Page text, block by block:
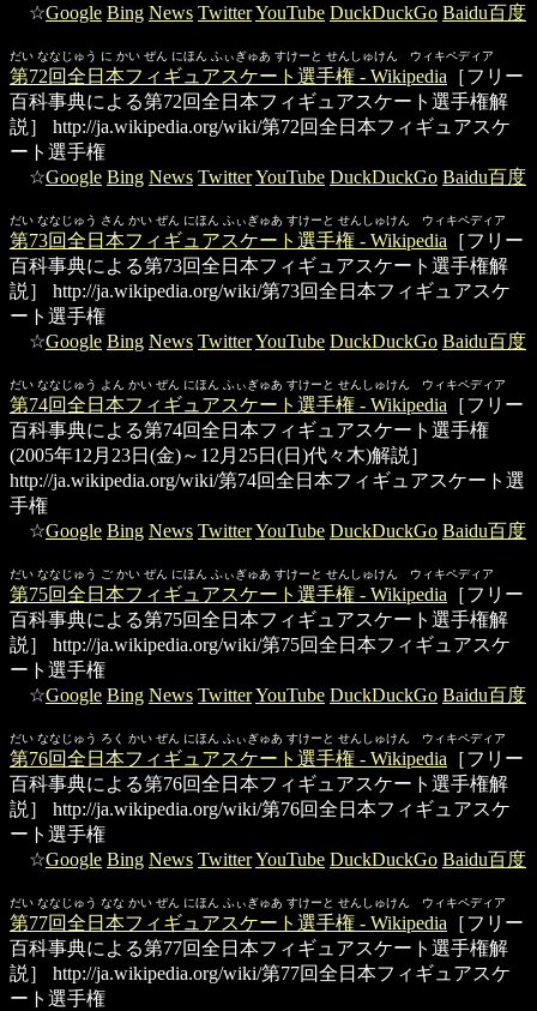
☆Google Bing News TwitterYouTube DuckDuckGo Baidu百度
だい ななじゅう に かい ぜん にほん ふぃぎゅあ すけーと せんしゅけん ウィキペディア
第72回全日本フィギュアスケート選手権 - Wikipedia ［フリー
百科事典による第72回全日本フィギュアスケート選手権解
説］
http://ja.wikipedia.org/wiki/第72回全日本フィギュアスケ
ート選手権
☆Google Bing News TwitterYouTube DuckDuckGo Baidu百度
だい ななじゅう さん かい ぜん にほん ふぃぎゅあ すけーと せんしゅけん ウィキペディア
第73回全日本フィギュアスケート選手権 - Wikipedia ［フリー
百科事典による第73回全日本フィギュアスケート選手権解
説］
http://ja.wikipedia.org/wiki/第73回全日本フィギュアスケ
ート選手権
☆Google Bing News TwitterYouTube DuckDuckGo Baidu百度
だい ななじゅう よん かい ぜん にほん ふぃぎゅあ すけーと せんしゅけん ウィキペディア
第74回全日本フィギュアスケート選手権 - Wikipedia ［フリー
百科事典による第74回全日本フィギュアスケート選手権
(2005年12月23日(金)～12月25日(日)代々木)解説］
http://ja.wikipedia.org/wiki/第74回全日本フィギュアスケート選
手権
☆Google Bing News TwitterYouTube DuckDuckGo Baidu百度
だい ななじゅう ご かい ぜん にほん ふぃぎゅあ すけーと せんしゅけん ウィキペディア
第75回全日本フィギュアスケート選手権 - Wikipedia ［フリー
百科事典による第75回全日本フィギュアスケート選手権解
説］
http://ja.wikipedia.org/wiki/第75回全日本フィギュアスケ
ート選手権
☆Google Bing News TwitterYouTube DuckDuckGo Baidu百度
だい ななじゅう ろく かい ぜん にほん ふぃぎゅあ すけーと せんしゅけん ウィキペディア
第76回全日本フィギュアスケート選手権 - Wikipedia ［フリー
百科事典による第76回全日本フィギュアスケート選手権解
説］
http://ja.wikipedia.org/wiki/第76回全日本フィギュアスケ
ート選手権
☆Google Bing News TwitterYouTube DuckDuckGo Baidu百度
だい ななじゅう なな かい ぜん にほん ふぃぎゅあ すけーと せんしゅけん ウィキペディア
第77回全日本フィギュアスケート選手権 - Wikipedia ［フリー
百科事典による第77回全日本フィギュアスケート選手権解
説］
http://ja.wikipedia.org/wiki/第77回全日本フィギュアスケ
ート選手権